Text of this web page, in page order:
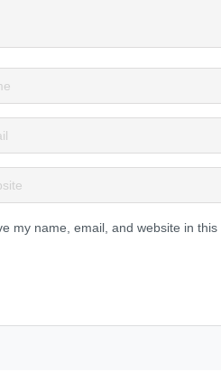
my name, email, and website in